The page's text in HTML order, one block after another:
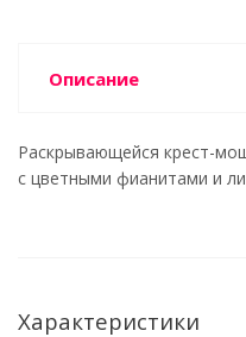
Описание
Раскрывающейся крест-
с цветными фианитами и
Характеристики